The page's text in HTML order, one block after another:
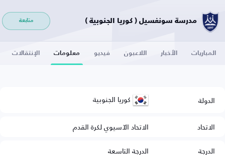
مدرسة سونغسيل ( كوريا الجنوبية ) متابعة
المباريات الأخبار اللاعبون فيديو معلومات الإنتقالات
الدولة كوريا الجنوبية
الاتحاد
الاتحاد الآسيوي لكرة القدم
الدرجة
الدرجة التاسعة